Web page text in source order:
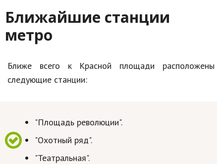
Работа и бизнес
Животные
Праздники и подарки
Семья и дети
Путешествия
Ближайшие станции
метро
Ближе всего к Красной площади расположены
следующие станции:
"Площадь революции".
"Охотный ряд".
"Театральная".